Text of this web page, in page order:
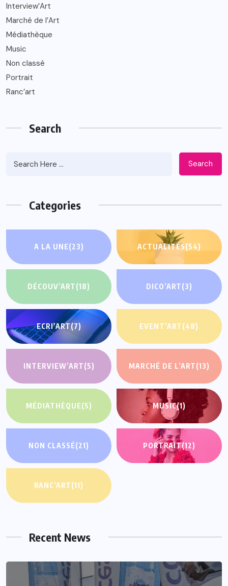
Interview’Art
Marché de l’Art
Médiathèque
Music
Non classé
Portrait
Ranc’art
Search
Search
Categories
A LA UNE(23) ACTUALITÉS(54)
DÉCOUV’ART(18) DICO’ART(3)
ECRI'ART(7) EVENT’ART(48)
INTERVIEW’ART(5) MARCHÉ DE L’ART(13)
MÉDIATHÈQUE(5) MUSIC(1)
NON CLASSÉ(21) PORTRAIT(12)
RANC’ART(11)
Recent News